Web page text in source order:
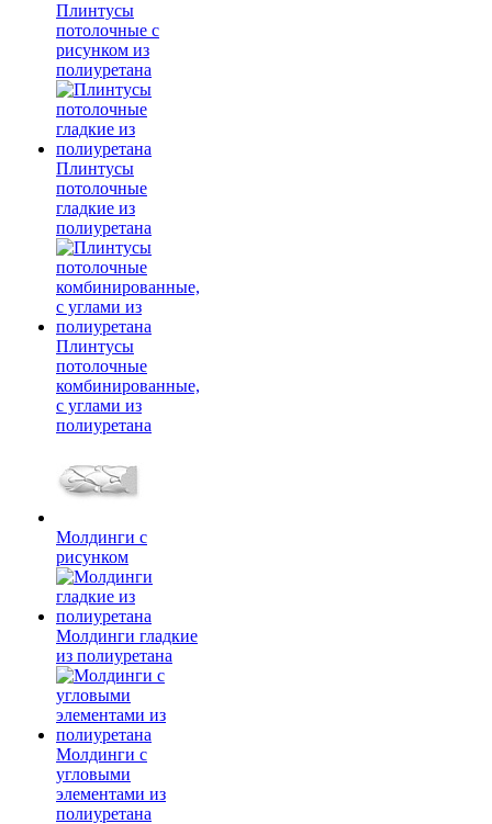
Плинтусы
потолочные с
рисунком из
полиуретана
Плинтусы
потолочные
гладкие из
полиуретана
Плинтусы
потолочные
комбинированные,
с углами из
полиуретана
Молдинги c
рисунком
Молдинги гладкие
из полиуретана
Молдинги с
угловыми
элементами из
полиуретана